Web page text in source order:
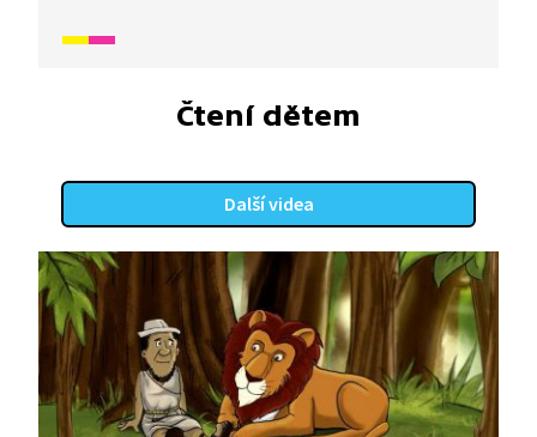
patří. Osel však mezitím zmizí v nedohlednu.
Čtení dětem
Další videa